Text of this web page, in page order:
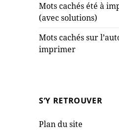
Mots cachés été à
(avec solutions)
Mots cachés sur
imprimer
S’Y RETROUVER
Plan du site